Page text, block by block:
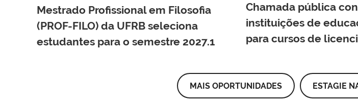
Mestrado Profissional em Filosofia
(PROF-FILO) da UFRB seleciona
estudantes para o semestre 2027.1
Chamada pública
instituições de
para cursos de
MAIS OPORTUNIDADES ESTAGIE